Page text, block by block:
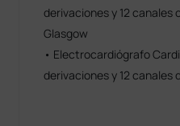
derivaciones y 12
Glasgow
• Electrocardiógrafo
derivaciones y 12 canales